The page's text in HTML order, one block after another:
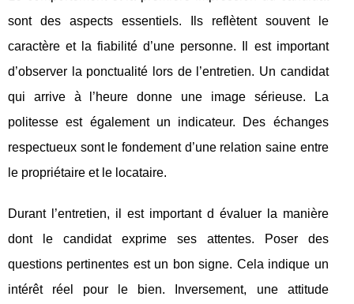
sont des aspects essentiels. Ils reflètent souvent le
caractère et la fiabilité d’une personne. Il est important
d’observer la ponctualité lors de l’entretien. Un candidat
qui arrive à l’heure donne une image sérieuse. La
politesse est également un indicateur. Des échanges
respectueux sont le fondement d’une relation saine entre
le propriétaire et le locataire.
Durant l’entretien, il est important d évaluer la manière
dont le candidat exprime ses attentes. Poser des
questions pertinentes est un bon signe. Cela indique un
intérêt réel pour le bien. Inversement, une attitude